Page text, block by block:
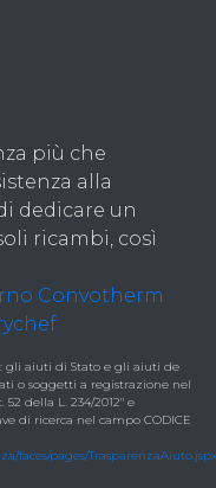
più che
alla
dedicare un
ricambi, così
Convotherm
gli aiuti di Stato e gli aiuti de
o soggetti a registrazione nel
della L. 234/2012" e
di ricerca nel campo CODICE
faces/pages/TrasparenzaAiuto.jspx